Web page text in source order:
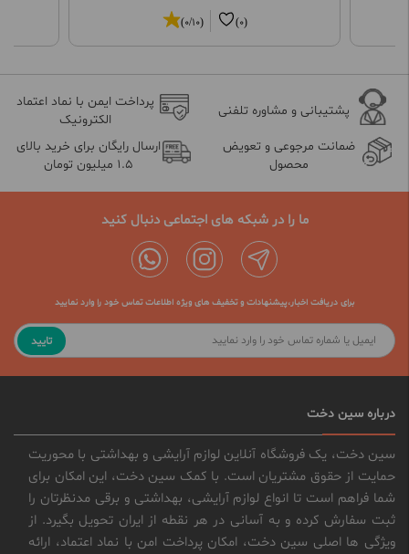
(0)
(0/10)
پشتیبانی و مشاوره تلفنی
پرداخت ایمن با نماد اعتماد
الکترونیک
ضمانت مرجوعی و تعویض
محصول
ارسال رایگان برای خرید بالای
1.5 میلیون تومان
ما را در شبکه های اجتماعی دنبال کنید
برای دریافت اخبار،پیشنهادات و تخفیف های ویژه اطلاعات تماس خود را وارد نمایید
تایید
درباره سین دخت
سین دخت، یک فروشگاه آنلاین لوازم آرایشی و بهداشتی با محوریت
حمایت از حقوق مشتریان است. با کمک سین دخت، این امکان برای
شما فراهم است تا انواع لوازم آرایشی، بهداشتی و برقی مدنظرتان را
ثبت سفارش کرده و به آسانی در هر نقطه از ایران تحویل بگیرد. از
ویژگی ها اصلی سین دخت، امکان پرداخت امن با نماد اعتماد، ارائه